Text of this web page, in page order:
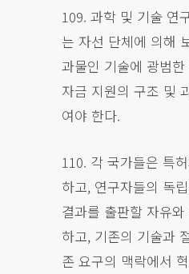
109. 과학 및 기술 연
는 자선 단체에 의해
과물인 기술에 광범
자금 지원의 구조 및
여야 한다.
110. 각 국가들은 특
하고, 연구자들의 독
결과를 출판할 자유
하고, 기존의 기술과
존 요구의 맥락에서